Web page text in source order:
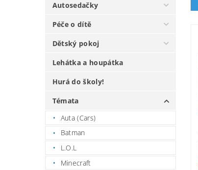
Autosedačky
Péče o dítě
Dětský pokoj
Lehátka a houpátka
Hurá do školy!
Témata
Auta (Cars)
Batman
L.O.L
Minecraft